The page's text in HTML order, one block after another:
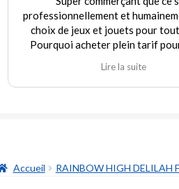
professionnellement et
choix de jeux et jouets pour
Pourquoi acheter plein tarif
magasin de l'occasion en parfait
modéré! Encore merci au
Lire la suite
Accueil RAINBOW HIGH DELILAH